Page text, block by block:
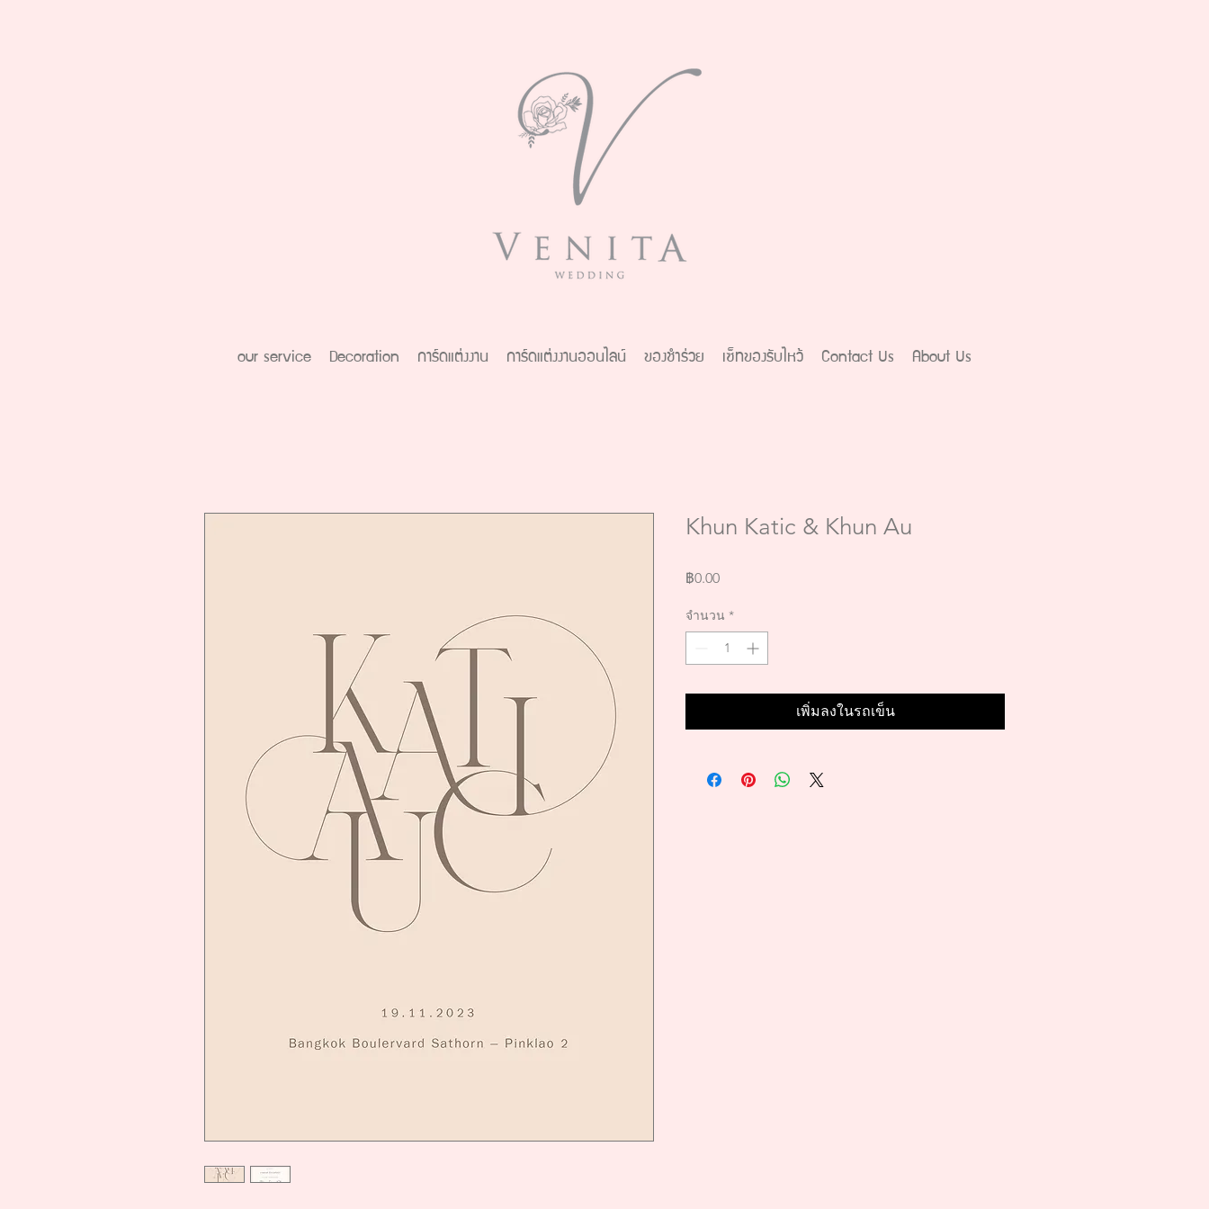
our service Decoration การ์ดแต่งงาน การ์ดแต่งงานออนไลน์ ของชำร่วย เซ็ทของรับไหว้ Contact Us About Us
Khun Katic & Khun Au
฿0.00ราคา
จำนวน *
เพิ่มลงในรถเข็น